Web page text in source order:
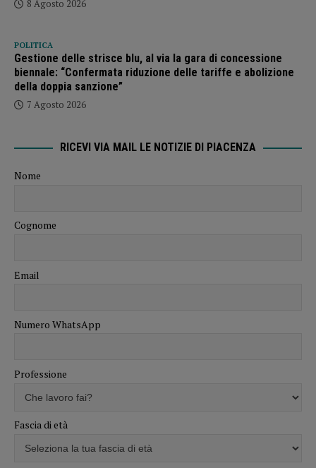
8 Agosto 2026
POLITICA
Gestione delle strisce blu, al via la gara di concessione
biennale: “Confermata riduzione delle tariffe e abolizione
della doppia sanzione”
7 Agosto 2026
RICEVI VIA MAIL LE NOTIZIE DI PIACENZA
Nome
Cognome
Email
Numero WhatsApp
Professione
Fascia di età